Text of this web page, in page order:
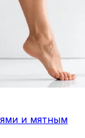
и мятным